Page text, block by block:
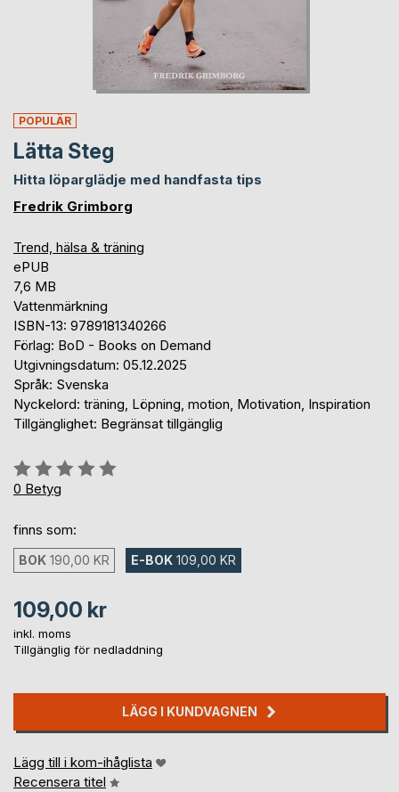
POPULÄR
Lätta Steg
Hitta löparglädje med handfasta tips
Fredrik Grimborg
Trend, hälsa & träning
ePUB
7,6 MB
Vattenmärkning
ISBN-13: 9789181340266
Förlag: BoD - Books on Demand
Utgivningsdatum: 05.12.2025
Språk: Svenska
Nyckelord: träning, Löpning, motion, Motivation, Inspiration
Tillgänglighet: Begränsat tillgänglig
Betyg::
0%
0 Betyg
finns som:
BOK 190,00 KR E-BOK 109,00 KR
109,00 kr
inkl. moms
Tillgänglig för nedladdning
LÄGG I KUNDVAGNEN
Lägg till i kom-ihåglista
Recensera titel